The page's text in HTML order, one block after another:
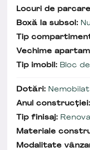
Locuri de
Boxă la subsol:
Tip
Vechime
Tip imobil: Bloc
Dotări: Nemobilat
Anul construcției:
Tip finisaj:
Materiale
Modalitate